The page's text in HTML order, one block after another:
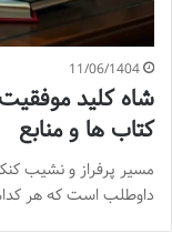
11/06/1404
شاه کلید
کتاب ها و منابع
مسیر پرفراز و نشیب
داوطلب است که هر